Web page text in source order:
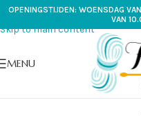
Skip to navigation
Skip to main content
OPENINGSTIJDEN: WOENSDAG
VAN
MENU